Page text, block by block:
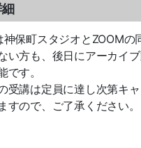
保町スタジオとZOOMの
い方も、後日にアーカイ
です。
受講は定員に達し次第キ
すので、ご了承ください。